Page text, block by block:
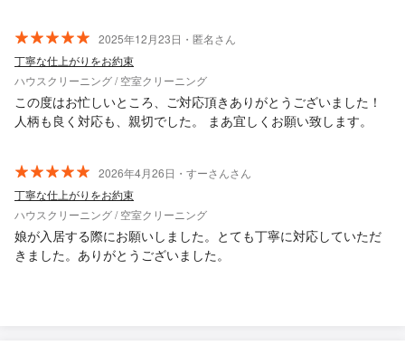
2025年12月23日・匿名さん
丁寧な仕上がりをお約束
ハウスクリーニング / 空室クリーニング
この度はお忙しいところ、ご対応頂きありがとうございました！
人柄も良く対応も、親切でした。 まあ宜しくお願い致します。
2026年4月26日・すーさんさん
丁寧な仕上がりをお約束
ハウスクリーニング / 空室クリーニング
娘が入居する際にお願いしました。とても丁寧に対応していただ
きました。ありがとうございました。